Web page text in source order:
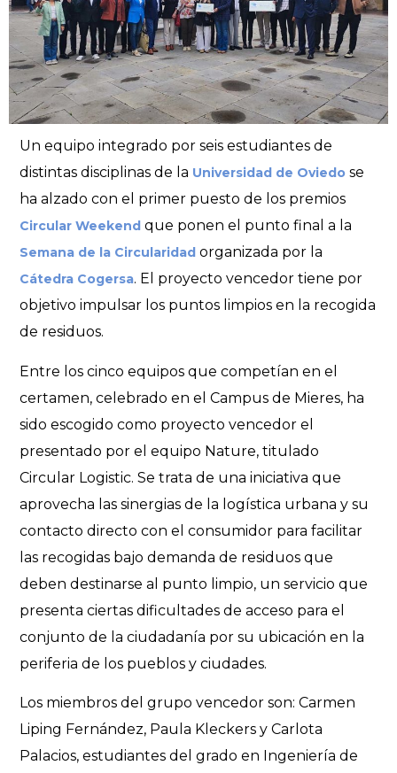
Un equipo integrado por seis estudiantes de
distintas disciplinas de la Universidad de Oviedo se
ha alzado con el primer puesto de los premios
Circular Weekend que ponen el punto final a la
Semana de la Circularidad organizada por la
Cátedra Cogersa. El proyecto vencedor tiene por
objetivo impulsar los puntos limpios en la recogida
de residuos.
Entre los cinco equipos que competían en el
certamen, celebrado en el Campus de Mieres, ha
sido escogido como proyecto vencedor el
presentado por el equipo Nature, titulado
Circular Logistic. Se trata de una iniciativa que
aprovecha las sinergias de la logística urbana y su
contacto directo con el consumidor para facilitar
las recogidas bajo demanda de residuos que
deben destinarse al punto limpio, un servicio que
presenta ciertas dificultades de acceso para el
conjunto de la ciudadanía por su ubicación en la
periferia de los pueblos y ciudades.
Los miembros del grupo vencedor son: Carmen
Liping Fernández, Paula Kleckers y Carlota
Palacios, estudiantes del grado en Ingeniería de